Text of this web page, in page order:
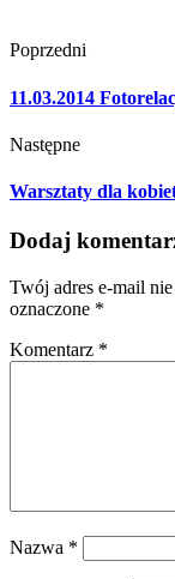
Poprzedni
11.03.2014
Następne
Warsztaty dla
Dodaj
Twój adres e-mail
oznaczone *
Komentarz *
Nazwa *